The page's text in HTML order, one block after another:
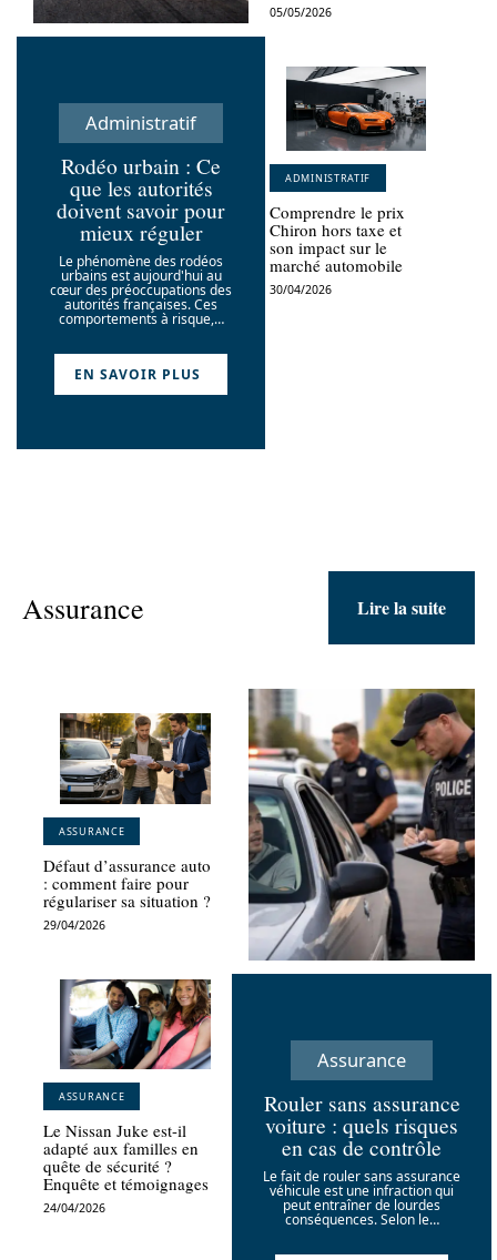
Administratif
Rodéo urbain : Ce
que les autorités
doivent savoir pour
mieux réguler
Le phénomène des rodéos
urbains est aujourd'hui au
cœur des préoccupations des
autorités françaises. Ces
comportements à risque,…
EN SAVOIR PLUS
05/05/2026
ADMINISTRATIF
Comprendre le prix
Chiron hors taxe et
son impact sur le
marché automobile
30/04/2026
Assurance Lire la suite
ASSURANCE
Défaut d’assurance auto
: comment faire pour
régulariser sa situation ?
29/04/2026
ASSURANCE
Le Nissan Juke est-il
adapté aux familles en
quête de sécurité ?
Enquête et témoignages
24/04/2026
Assurance
Rouler sans assurance
voiture : quels risques
en cas de contrôle
Le fait de rouler sans assurance
véhicule est une infraction qui
peut entraîner de lourdes
conséquences. Selon le…